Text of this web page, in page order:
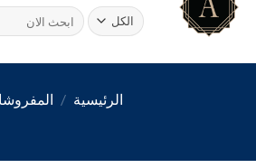
البحث
عن:
الرئيسية /